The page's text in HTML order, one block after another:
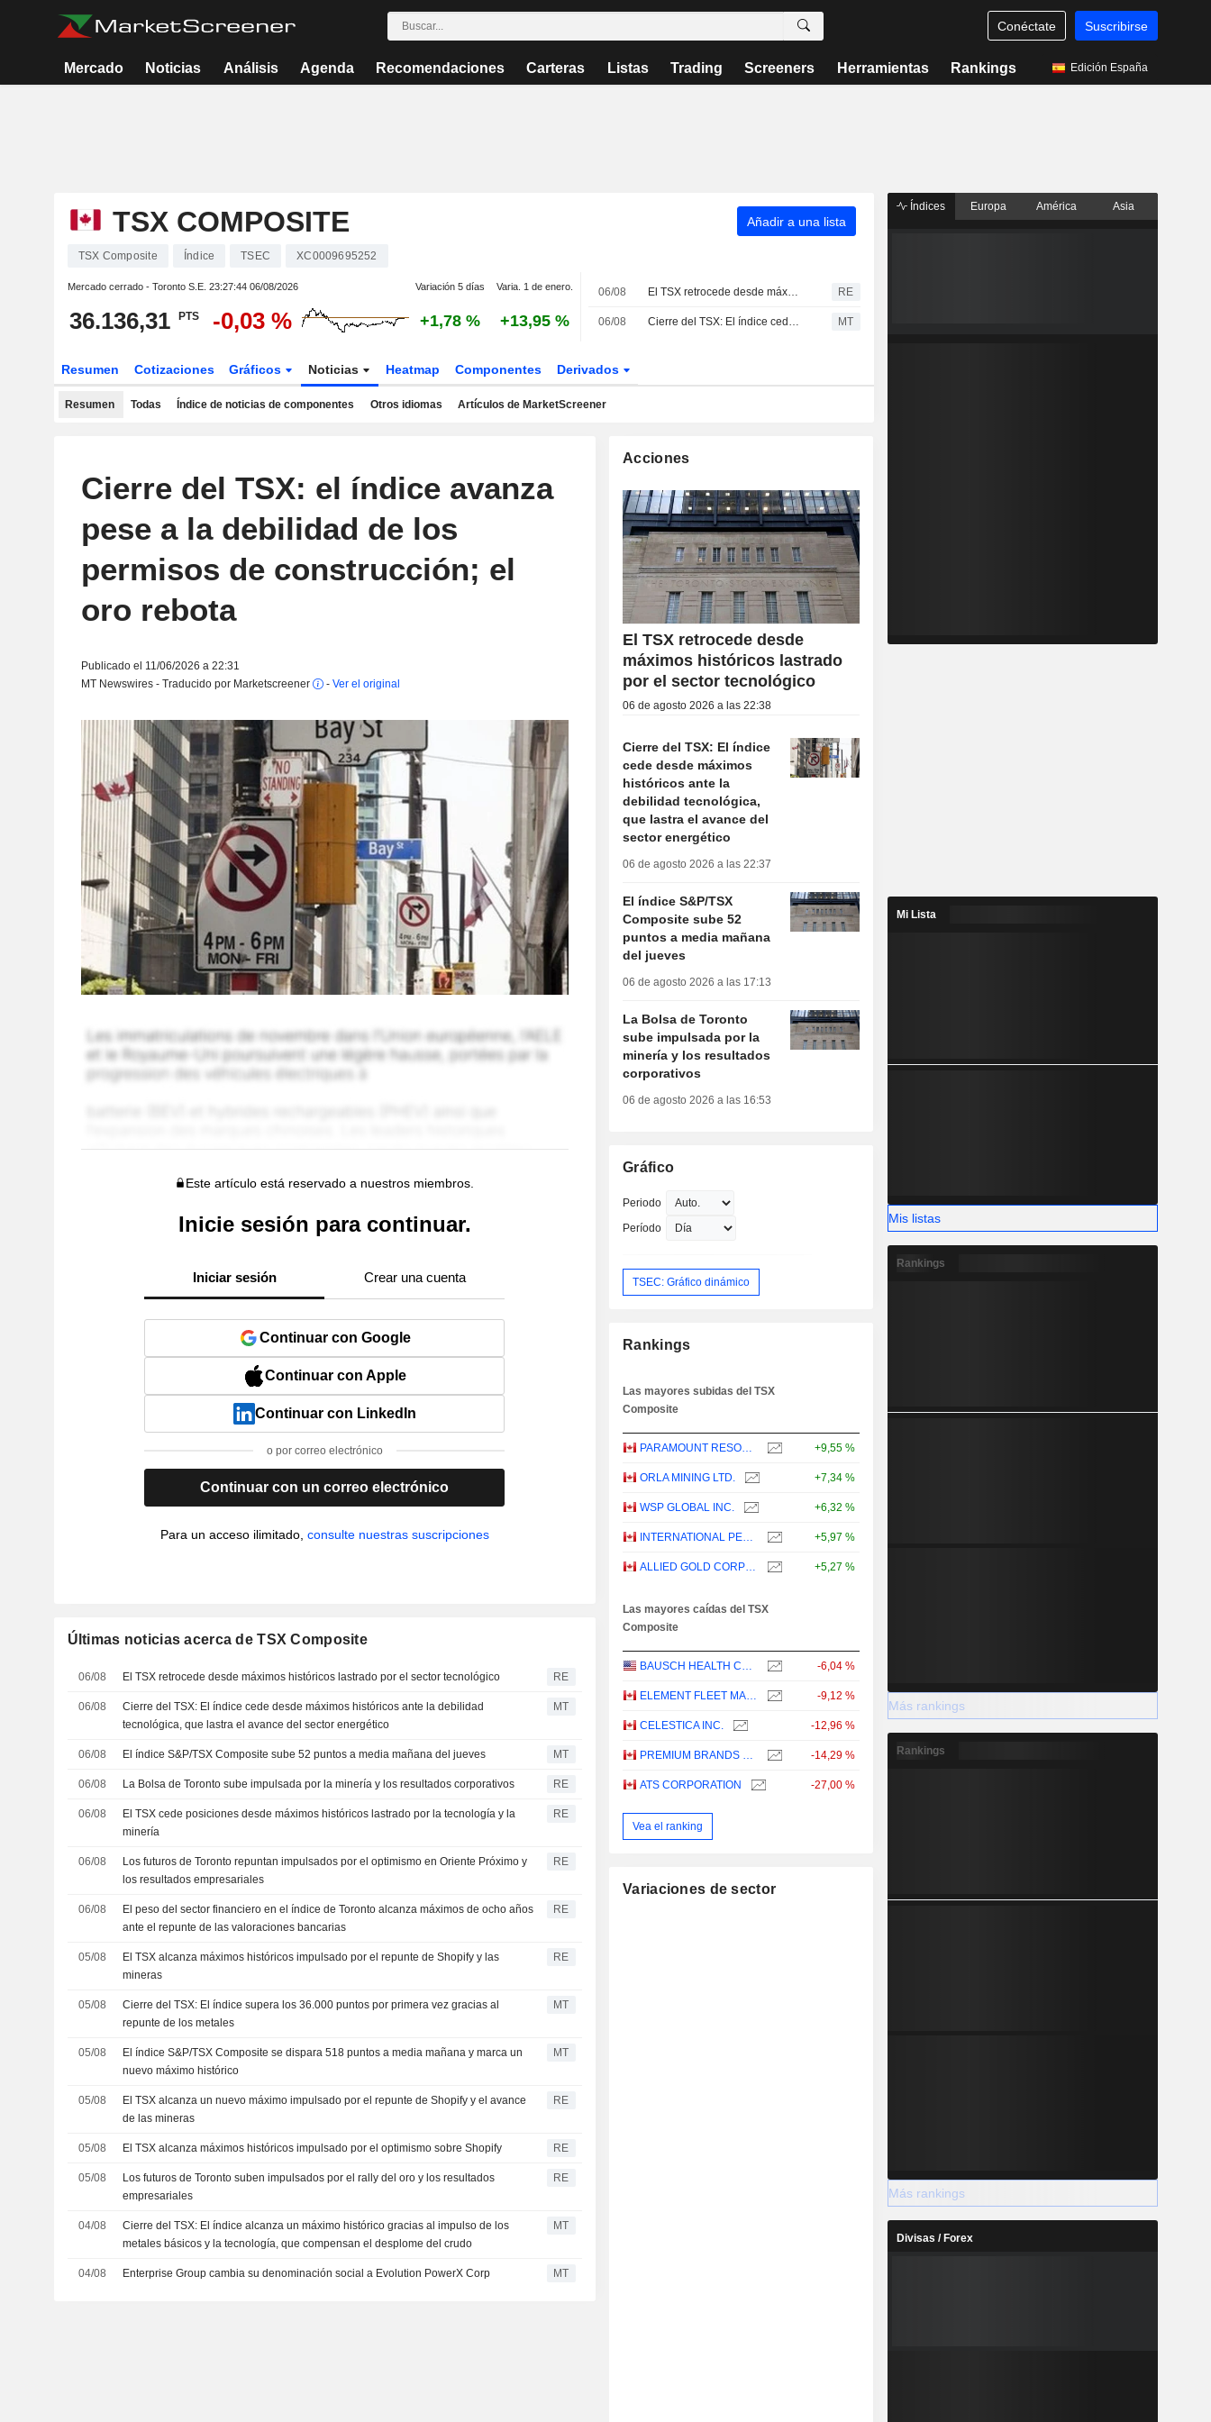
Conéctate Suscribirse
Mercado Noticias Análisis Agenda Recomendaciones Carteras Listas Trading Screeners Herramientas Rankings Edición España
TSX COMPOSITE Añadir a una lista
TSX Composite Índice TSEC XC0009695252
Mercado cerrado - Toronto S.E. 23:27:44 06/08/2026 Variación 5 días Varia. 1 de enero.
36.136,31 PTS -0,03 % +1,78 % +13,95 %
06/08 El TSX retrocede desde máximos históricos lastrado por el sector tecnológico RE
06/08 Cierre del TSX: El índice cede desde máximos históricos ante la debilidad tecnológica, que lastra el avance del sector energético MT
Resumen Cotizaciones Gráficos Noticias Heatmap Componentes Derivados
Resumen Todas Índice de noticias de componentes Otros idiomas Artículos de MarketScreener
Cierre del TSX: el índice avanza
pese a la debilidad de los
permisos de construcción; el
oro rebota
Publicado el 11/06/2026 a 22:31
MT Newswires - Traducido por Marketscreener
- Ver el original
Este artículo está reservado a nuestros miembros.
Inicie sesión para continuar.
Iniciar sesión Crear una cuenta
Continuar con Google
Continuar con Apple
Continuar con LinkedIn
o por correo electrónico
Continuar con un correo electrónico
Para un acceso ilimitado, consulte nuestras suscripciones
Últimas noticias acerca de TSX Composite
06/08 El TSX retrocede desde máximos históricos lastrado por el sector tecnológico RE
06/08
Cierre del TSX: El índice cede desde máximos históricos ante la debilidad
tecnológica, que lastra el avance del sector energético
MT
06/08 El índice S&P/TSX Composite sube 52 puntos a media mañana del jueves MT
06/08 La Bolsa de Toronto sube impulsada por la minería y los resultados corporativos RE
06/08
El TSX cede posiciones desde máximos históricos lastrado por la tecnología y la
minería
RE
06/08
Los futuros de Toronto repuntan impulsados por el optimismo en Oriente Próximo y
los resultados empresariales
RE
06/08
El peso del sector financiero en el índice de Toronto alcanza máximos de ocho años
ante el repunte de las valoraciones bancarias
RE
05/08
El TSX alcanza máximos históricos impulsado por el repunte de Shopify y las
mineras
RE
05/08
Cierre del TSX: El índice supera los 36.000 puntos por primera vez gracias al
repunte de los metales
MT
05/08
El índice S&P/TSX Composite se dispara 518 puntos a media mañana y marca un
nuevo máximo histórico
MT
05/08
El TSX alcanza un nuevo máximo impulsado por el repunte de Shopify y el avance
de las mineras
RE
05/08 El TSX alcanza máximos históricos impulsado por el optimismo sobre Shopify RE
05/08
Los futuros de Toronto suben impulsados por el rally del oro y los resultados
empresariales
RE
04/08
Cierre del TSX: El índice alcanza un máximo histórico gracias al impulso de los
metales básicos y la tecnología, que compensan el desplome del crudo
MT
04/08 Enterprise Group cambia su denominación social a Evolution PowerX Corp MT
Acciones
El TSX retrocede desde
máximos históricos lastrado
por el sector tecnológico
06 de agosto 2026 a las 22:38
Cierre del TSX: El índice
cede desde máximos
históricos ante la
debilidad tecnológica,
que lastra el avance del
sector energético
06 de agosto 2026 a las 22:37
El índice S&P/TSX
Composite sube 52
puntos a media mañana
del jueves
06 de agosto 2026 a las 17:13
La Bolsa de Toronto
sube impulsada por la
minería y los resultados
corporativos
06 de agosto 2026 a las 16:53
Gráfico
Periodo
Período
TSEC: Gráfico dinámico
Rankings
Las mayores subidas del TSX
Composite
PARAMOUNT RESOURCES LTD. +9,55 %
ORLA MINING LTD. +7,34 %
WSP GLOBAL INC. +6,32 %
INTERNATIONAL PETROLEUM CORPORATION +5,97 %
ALLIED GOLD CORPORATION +5,27 %
Las mayores caídas del TSX
Composite
BAUSCH HEALTH COMPANIES INC. -6,04 %
ELEMENT FLEET MANAGEMENT CORP. -9,12 %
CELESTICA INC. -12,96 %
PREMIUM BRANDS HOLDINGS CORPORATION -14,29 %
ATS CORPORATION -27,00 %
Vea el ranking
Variaciones de sector
Índices Europa América Asia
Mi Lista
Mis listas
Rankings
Más rankings
Rankings
Más rankings
Divisas / Forex